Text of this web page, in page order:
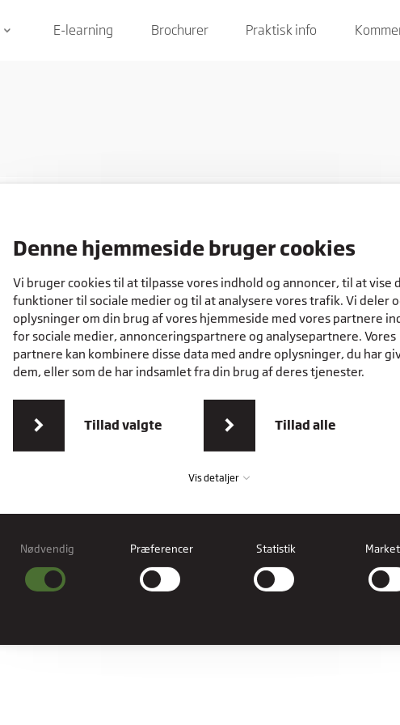
Denne hjemmeside bruger cookies
Vi bruger cookies til at tilpasse vores indhold og annoncer, til at vise
funktioner til sociale medier og til at analysere vores trafik. Vi deler
oplysninger om din brug af vores hjemmeside med vores partnere
for sociale medier, annonceringspartnere og analysepartnere. Vores
partnere kan kombinere disse data med andre oplysninger, du har
dem, eller som de har indsamlet fra din brug af deres tjenester.
Tillad valgte Tillad alle
Vis detaljer
Nødvendig
Nødvendige cookies hjælper med at gøre en hjemmeside brugbar ved at aktivere
grundlæggende funktioner såsom side-navigation og adgang til sikre områder af
Præferencer
Nødvendig Præferencer Statistik
keyboard_arrow_down E-learning Brochurer Praktisk info